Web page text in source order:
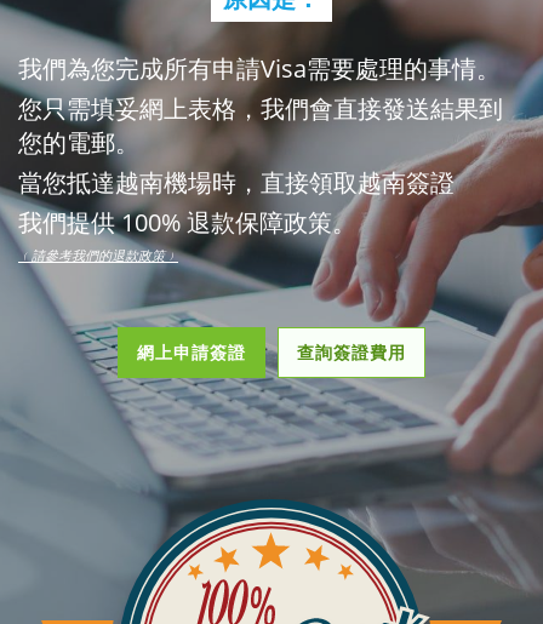
我們為您完成所有申請Visa需要處理的事情。
您只需填妥網上表格，我們會直接發送結果到
您的電郵。
當您抵達越南機場時，直接領取越南簽證
我們提供 100% 退款保障政策。
﹙請參考我們的退款政策﹚
網上申請簽證 查詢簽證費用